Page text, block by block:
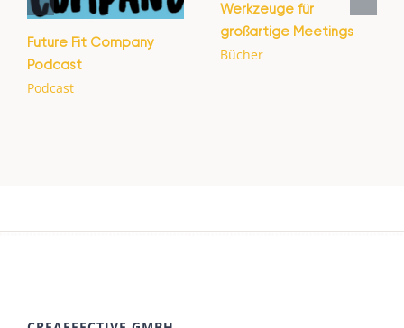
Future Fit Company
Podcast
Podcast
Werkzeuge für
großartige Meetings
Bücher